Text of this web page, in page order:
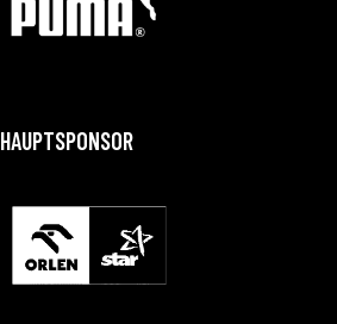
HAUPTSPONSOR